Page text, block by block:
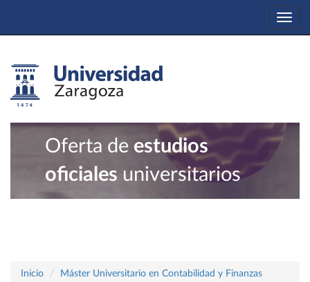
Oferta de estudios
oficiales universitarios
Inicio
Máster Universitario en Contabilidad y Finanzas